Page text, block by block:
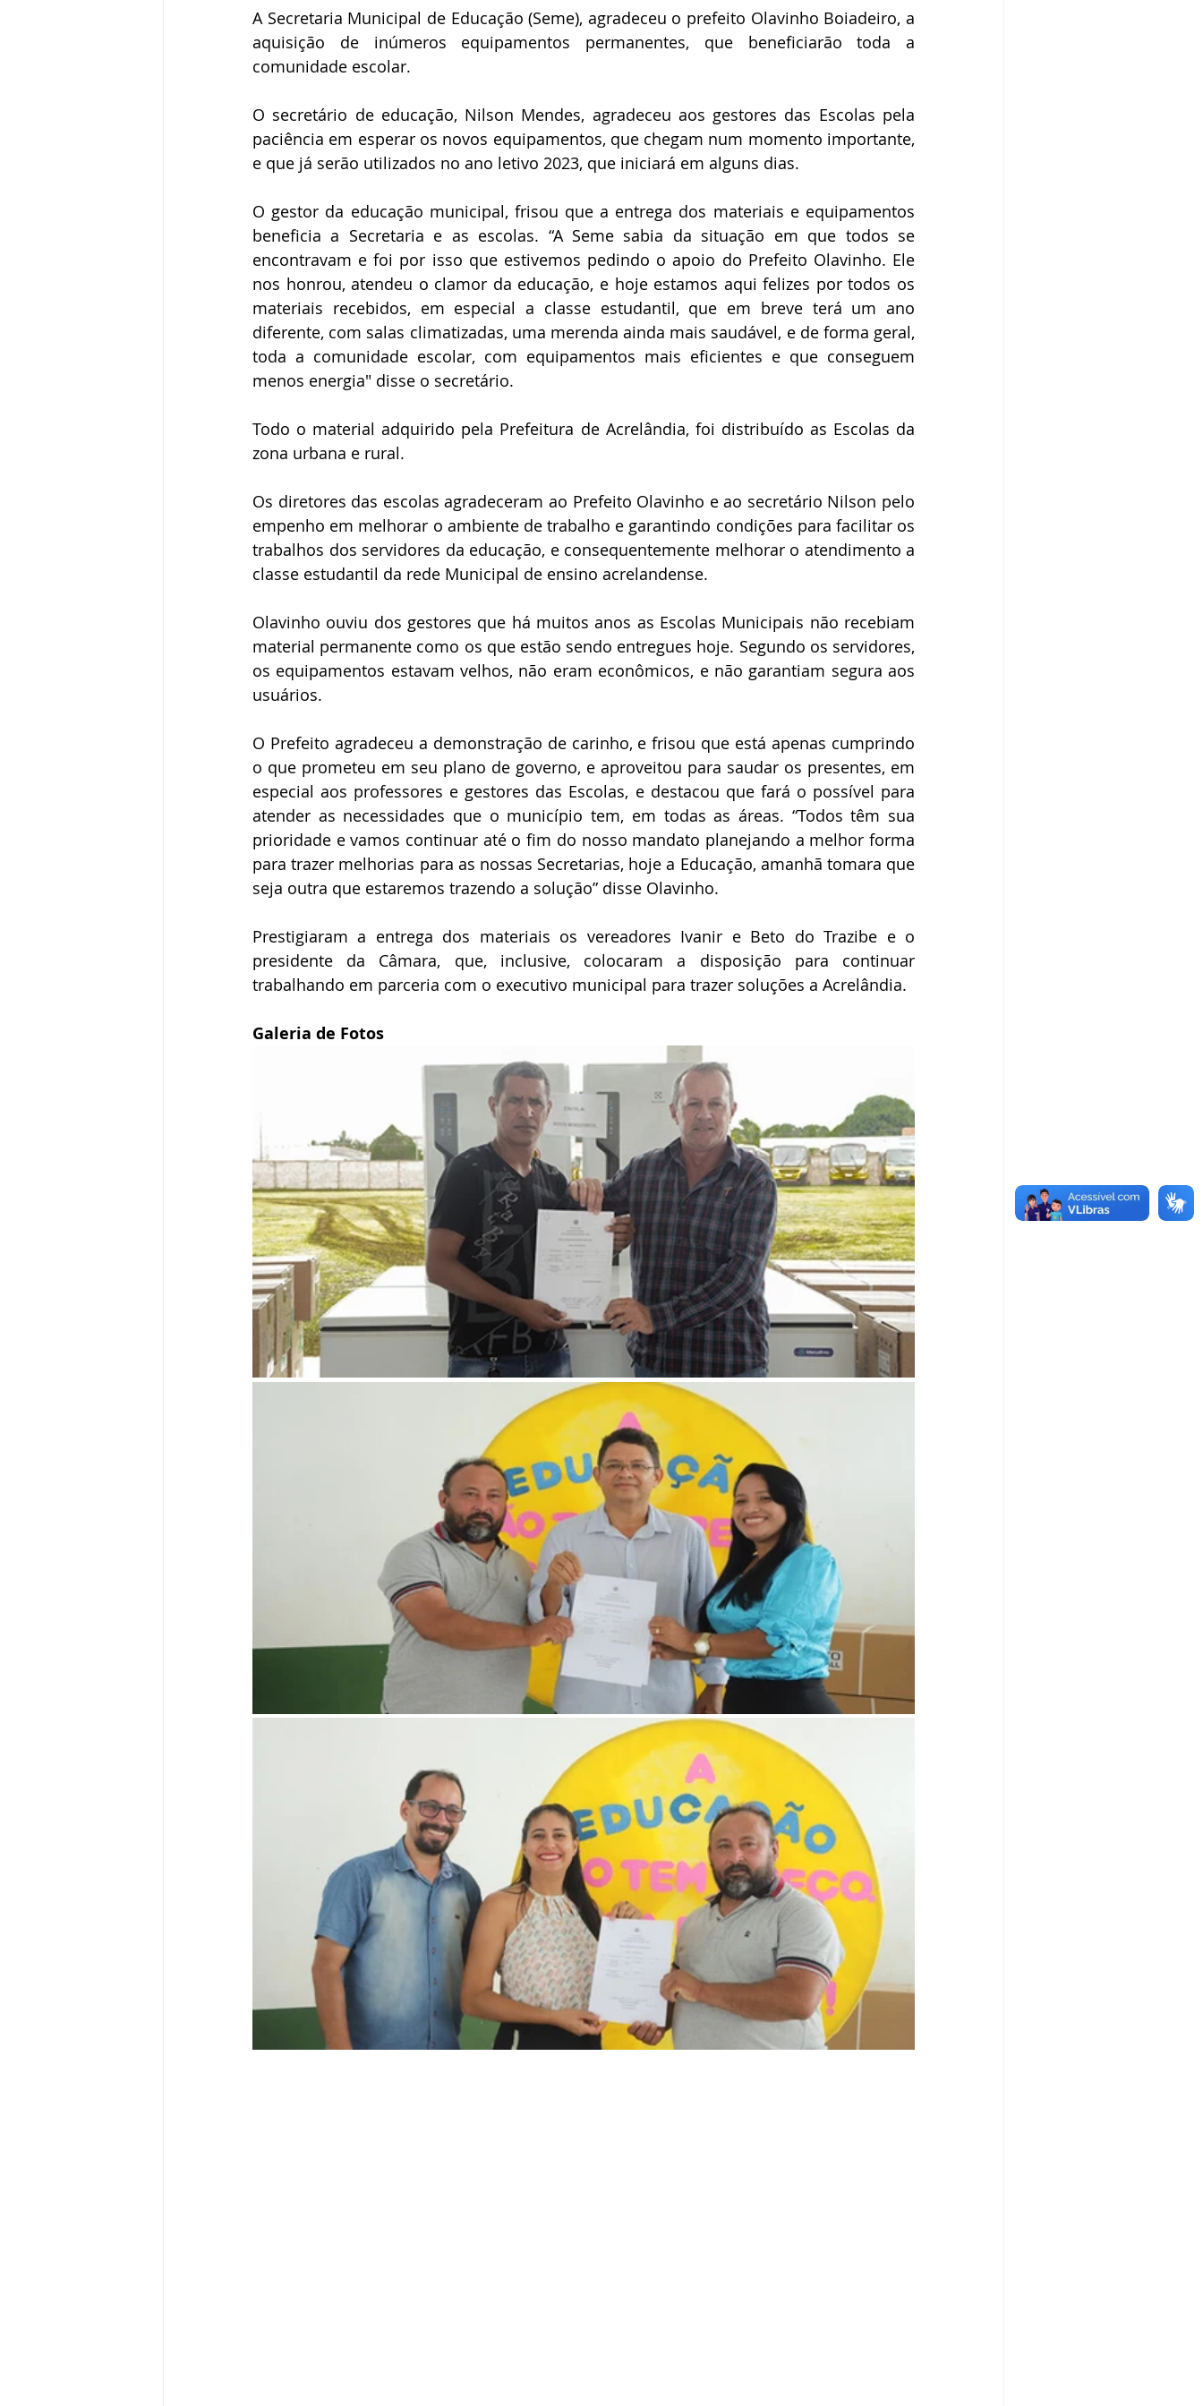
A Secretaria Municipal de Educação (Seme), agradeceu o prefeito Olavinho Boiadeiro, a
aquisição de inúmeros equipamentos permanentes, que beneficiarão toda a
comunidade escolar.
O secretário de educação, Nilson Mendes, agradeceu aos gestores das Escolas pela
paciência em esperar os novos equipamentos, que chegam num momento importante,
e que já serão utilizados no ano letivo 2023, que iniciará em alguns dias.
O gestor da educação municipal, frisou que a entrega dos materiais e equipamentos
beneficia a Secretaria e as escolas. “A Seme sabia da situação em que todos se
encontravam e foi por isso que estivemos pedindo o apoio do Prefeito Olavinho. Ele
nos honrou, atendeu o clamor da educação, e hoje estamos aqui felizes por todos os
materiais recebidos, em especial a classe estudantil, que em breve terá um ano
diferente, com salas climatizadas, uma merenda ainda mais saudável, e de forma geral,
toda a comunidade escolar, com equipamentos mais eficientes e que conseguem
menos energia" disse o secretário.
Todo o material adquirido pela Prefeitura de Acrelândia, foi distribuído as Escolas da
zona urbana e rural.
Os diretores das escolas agradeceram ao Prefeito Olavinho e ao secretário Nilson pelo
empenho em melhorar o ambiente de trabalho e garantindo condições para facilitar os
trabalhos dos servidores da educação, e consequentemente melhorar o atendimento a
classe estudantil da rede Municipal de ensino acrelandense.
Olavinho ouviu dos gestores que há muitos anos as Escolas Municipais não recebiam
material permanente como os que estão sendo entregues hoje. Segundo os servidores,
os equipamentos estavam velhos, não eram econômicos, e não garantiam segura aos
usuários.
O Prefeito agradeceu a demonstração de carinho, e frisou que está apenas cumprindo
o que prometeu em seu plano de governo, e aproveitou para saudar os presentes, em
especial aos professores e gestores das Escolas, e destacou que fará o possível para
atender as necessidades que o município tem, em todas as áreas. “Todos têm sua
prioridade e vamos continuar até o fim do nosso mandato planejando a melhor forma
para trazer melhorias para as nossas Secretarias, hoje a Educação, amanhã tomara que
seja outra que estaremos trazendo a solução” disse Olavinho.
Prestigiaram a entrega dos materiais os vereadores Ivanir e Beto do Trazibe e o
presidente da Câmara, que, inclusive, colocaram a disposição para continuar
trabalhando em parceria com o executivo municipal para trazer soluções a Acrelândia.
Galeria de Fotos